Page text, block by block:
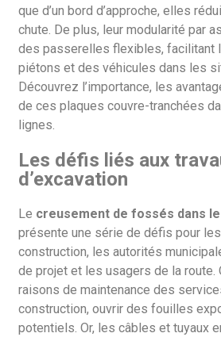
que d’un bord d’approche, elles
chute. De plus, leur modularité par
des passerelles flexibles, facilitant
piétons et des véhicules dans les
Découvrez l’importance, les
de ces plaques couvre-tranchées
lignes.
Les défis liés aux
d’excavation
Le creusement de fossés dans
présente une série de défis pour
construction, les autorités
de projet et les usagers de la route.
raisons de maintenance des
construction, ouvrir des fouilles
potentiels. Or, les câbles et tuyaux